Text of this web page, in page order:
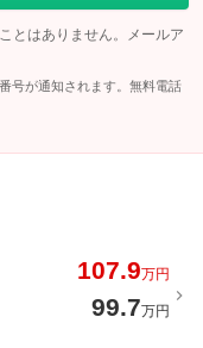
とはありません。メールア
号が通知されます。無料電話
107.9万円
99.7万円